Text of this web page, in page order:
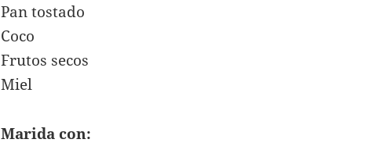
Pan tostado
Coco
Frutos secos
Miel
Marida con: